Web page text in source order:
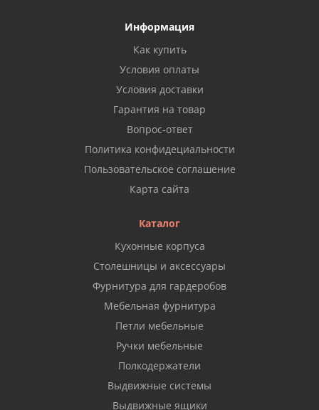
Информация
Как купить
Условия оплаты
Условия доставки
Гарантия на товар
Вопрос-ответ
Политика конфидециальности
Пользовательское соглашение
Карта сайта
Каталог
Кухонные корпуса
Столешницы и аксессуары
Фурнитура для гардеробов
Мебельная фурнитура
Петли мебельные
Ручки мебельные
Полкодержатели
Выдвижные системы
Выдвижные ящики